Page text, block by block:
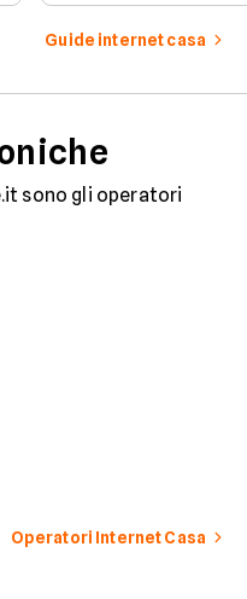
prevede strumenti
per ottenere un
risarcimento in
Guide internet casa
sono gli operatori
Operatori Internet Casa